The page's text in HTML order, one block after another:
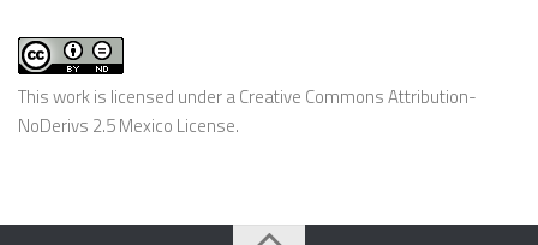
This work is licensed under aCreative Commons Attribution-
NoDerivs 2.5 Mexico License.